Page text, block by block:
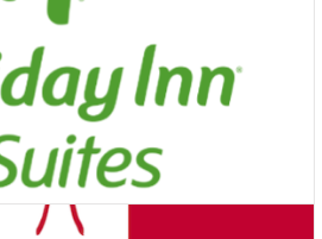
Hoteles
Ver Cupones